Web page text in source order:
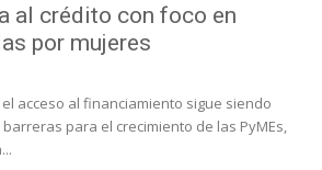
al crédito con foco en
por mujeres
acceso al financiamiento sigue siendo
para el crecimiento de las PyMEs,